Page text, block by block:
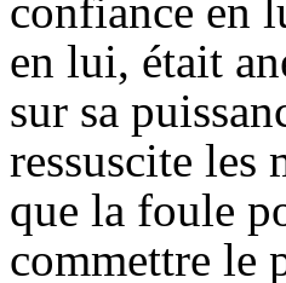
confiance en
en lui, était
sur sa
ressuscite les
que la foule
commettre le